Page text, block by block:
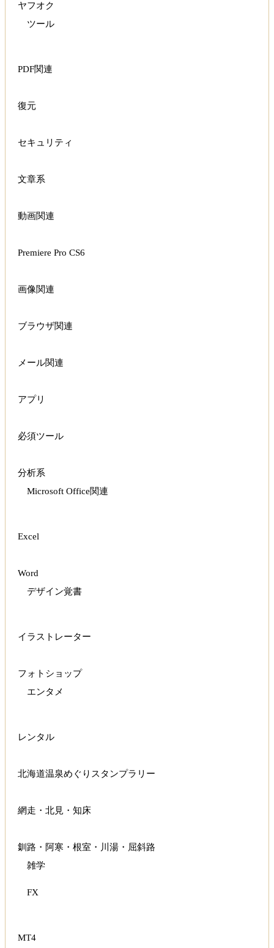
ヤフオク
ツール
PDF関連
復元
セキュリティ
文章系
動画関連
Premiere Pro CS6
画像関連
ブラウザ関連
メール関連
アプリ
必須ツール
分析系
Microsoft Office関連
Excel
Word
デザイン覚書
イラストレーター
フォトショップ
エンタメ
レンタル
北海道温泉めぐりスタンプラリー
網走・北見・知床
釧路・阿寒・根室・川湯・屈斜路
雑学
FX
MT4